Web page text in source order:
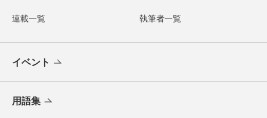
連載一覧 執筆者一覧
イベント
用語集